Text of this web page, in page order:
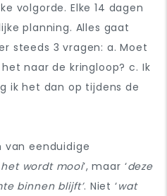
volgorde. Elke 14 dagen
planning. Alles gaat
steeds 3 vragen: a. Moet
naar de kringloop? c. Ik
ik het dan op tijdens de
van eenduidige
het wordt mooi’, maar ‘deze
binnen blijft’. Niet ‘wat